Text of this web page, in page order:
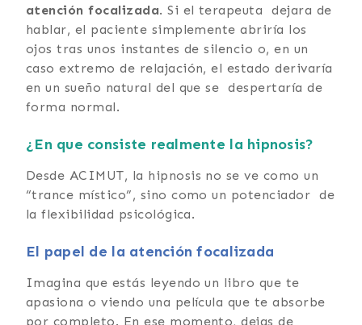
atención focalizada. Si el terapeuta dejara de
hablar, el paciente simplemente abriría los
ojos tras unos instantes de silencio o, en un
caso extremo de relajación, el estado derivaría
en un sueño natural del que se despertaría de
forma normal.
¿En que consiste realmente la hipnosis?
Desde ACIMUT, la hipnosis no se ve como un
“trance místico”, sino como un potenciador de
la flexibilidad psicológica.
El papel de la atención focalizada
Imagina que estás leyendo un libro que te
apasiona o viendo una película que te absorbe
por completo. En ese momento, dejas de